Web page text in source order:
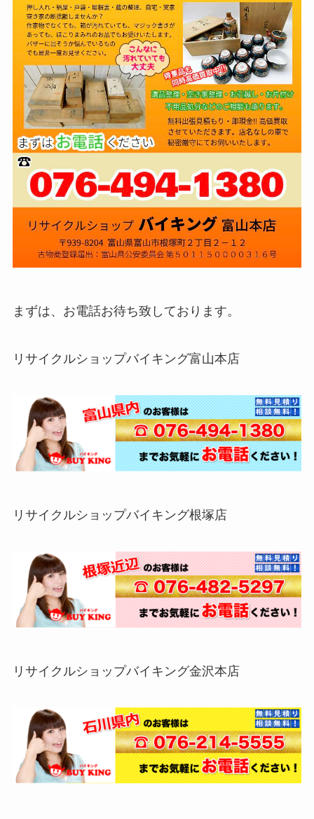
まずは、お電話お待ち致しております。
リサイクルショップバイキング富山本店
リサイクルショップバイキング根塚店
リサイクルショップバイキング金沢本店